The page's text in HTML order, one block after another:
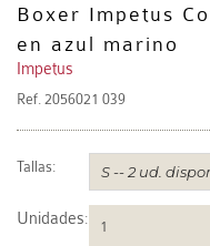
Boxer Impetus
en azul marino
Impetus
Ref. 2056021 039
Tallas:
Unidades: